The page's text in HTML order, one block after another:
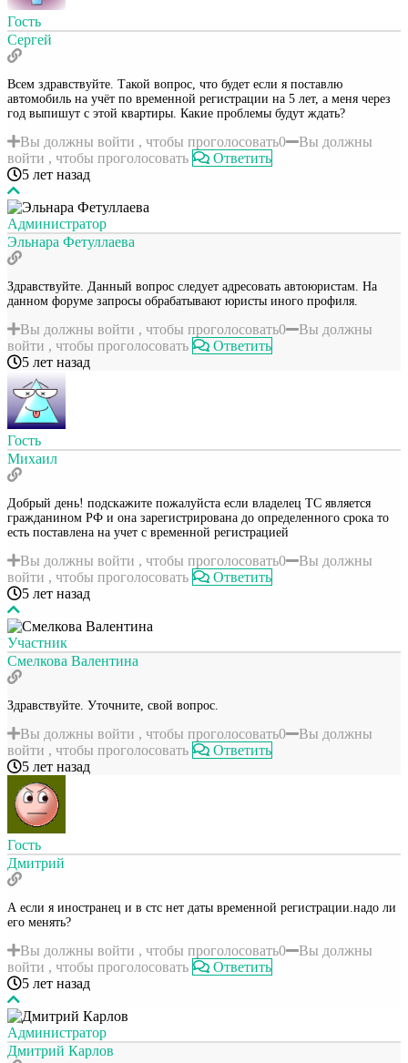
Гость
Сергей
Всем здравствуйте. Такой вопрос, что будет если я поставлю
автомобиль на учёт по временной регистрации на 5 лет, а меня через
год выпишут с этой квартиры. Какие проблемы будут ждать?
Вы должны войти , чтобы проголосовать0
Вы должны
войти , чтобы проголосовать
Ответить
5 лет назад
Администратор
Эльнара Фетуллаева
Здравствуйте. Данный вопрос следует адресовать автоюристам. На
данном форуме запросы обрабатывают юристы иного профиля.
Вы должны войти , чтобы проголосовать0
Вы должны
войти , чтобы проголосовать
Ответить
5 лет назад
Гость
Михаил
Добрый день! подскажите пожалуйста если владелец ТС является
гражданином РФ и она зарегистрирована до определенного срока то
есть поставлена на учет с временной регистрацией
Вы должны войти , чтобы проголосовать0
Вы должны
войти , чтобы проголосовать
Ответить
5 лет назад
Участник
Смелкова Валентина
Здравствуйте. Уточните, свой вопрос.
Вы должны войти , чтобы проголосовать0
Вы должны
войти , чтобы проголосовать
Ответить
5 лет назад
Гость
Дмитрий
А если я иностранец и в стс нет даты временной регистрации.надо ли
его менять?
Вы должны войти , чтобы проголосовать0
Вы должны
войти , чтобы проголосовать
Ответить
5 лет назад
Администратор
Дмитрий Карлов